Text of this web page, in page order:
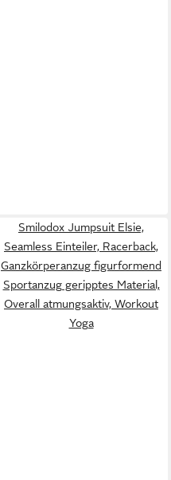
Smilodox Jumpsuit Elsie,
Seamless Einteiler, Racerback,
Ganzkörperanzug figurformend
Sportanzug geripptes Material,
Overall atmungsaktiv, Workout
Yoga